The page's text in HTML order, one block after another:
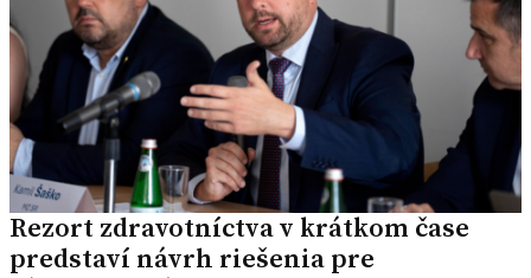
Rezort zdravotníctva v krátkom čase
predstaví návrh riešenia pre